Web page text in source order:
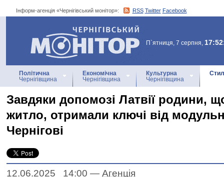
Інформ-агенція «Чернігівський монітор»: RSS Twitter Facebook
Інформ-агенція
«Чернігівський монітор»
П`ятниця, 7 серпня,
Політична
Чернігівщина
Економічна
Чернігівщина
Культурна
Чернігівщина
Завдяки допомозі Латвії родини,
житло, отримали ключі від
Чернігові
12.06.2025 14:00 — Агенцiя